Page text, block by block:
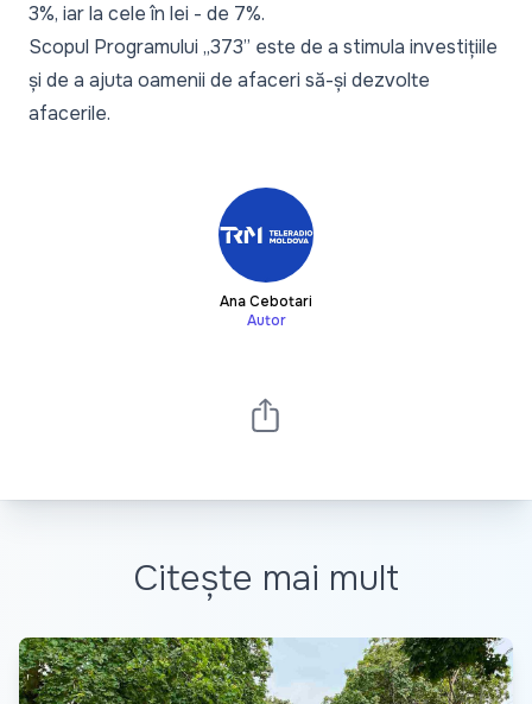
3%, iar la cele în lei - de 7%.
Scopul Programului „373” este de a stimula investițiile
și de a ajuta oamenii de afaceri să-și dezvolte
afacerile.
Ana Cebotari
Autor
Citește mai mult